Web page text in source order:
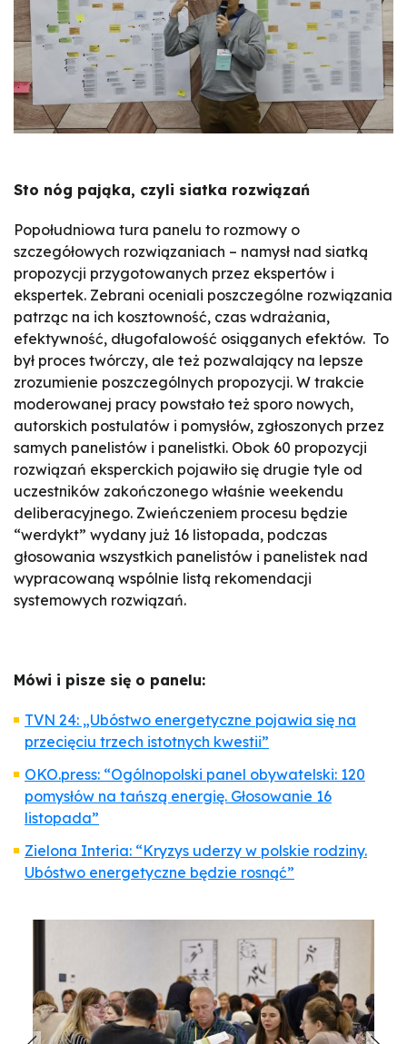
Sto nóg pająka, czyli siatka rozwiązań
Popołudniowa tura panelu to rozmowy o
szczegółowych rozwiązaniach – namysł nad siatką
propozycji przygotowanych przez ekspertów i
ekspertek. Zebrani oceniali poszczególne rozwiązania
patrząc na ich kosztowność, czas wdrażania,
efektywność, długofalowość osiąganych efektów. To
był proces twórczy, ale też pozwalający na lepsze
zrozumienie poszczególnych propozycji. W trakcie
moderowanej pracy powstało też sporo nowych,
autorskich postulatów i pomysłów, zgłoszonych przez
samych panelistów i panelistki. Obok 60 propozycji
rozwiązań eksperckich pojawiło się drugie tyle od
uczestników zakończonego właśnie weekendu
deliberacyjnego. Zwieńczeniem procesu będzie
“werdykt” wydany już 16 listopada, podczas
głosowania wszystkich panelistów i panelistek nad
wypracowaną wspólnie listą rekomendacji
systemowych rozwiązań.
Mówi i pisze się o panelu:
TVN 24: „Ubóstwo energetyczne pojawia się na
przecięciu trzech istotnych kwestii”
OKO.press: “Ogólnopolski panel obywatelski: 120
pomysłów na tańszą energię. Głosowanie 16
listopada”
Zielona Interia: “Kryzys uderzy w polskie rodziny.
Ubóstwo energetyczne będzie rosnąć”